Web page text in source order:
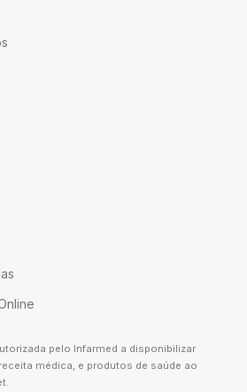
pelo Infarmed a disponibilizar
médica, e produtos de saúde ao